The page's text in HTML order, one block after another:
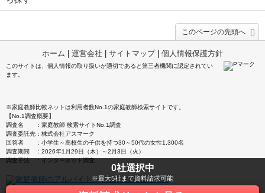
0社選択中
※最大5社まで資料請求可能
このページの先頭へ
ホーム 運営会社 サイトマップ| 個人情報保護方針
このサイトは、個人情報の取り扱いが適切であると第三者機関に認定されてい
ます。
※家庭教師比較ネットは利用者数No.1の家庭教師検索サイトです。
【No.1調査概要】
調査名 ：家庭教師 検索サイトNo.1調査
調査委託先：株式会社アスマーク
回答者 ：小学生～高校生の子供を持つ30～50代の女性1,300名
調査期間 ：2026年1月29日（木）～2月3日（火）
調査手法 ：インターネット調査